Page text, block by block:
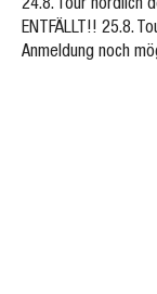
24.8. Tour nördlich
ENTFÄLLT!! 25.8.
Anmeldung noch